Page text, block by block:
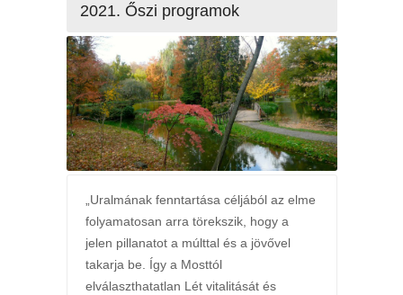
2021. Őszi programok
„Uralmának fenntartása céljából az elme
folyamatosan arra törekszik, hogy a
jelen pillanatot a múlttal és a jövővel
takarja be. Így a Mosttól
elválaszthatatlan Lét vitalitását és